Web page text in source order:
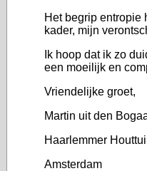
Het begrip entropie
kader, mijn
Ik hoop dat ik zo
een moeilijk en
Vriendelijke groet,
Martin uit den
Haarlemmer
Amsterdam